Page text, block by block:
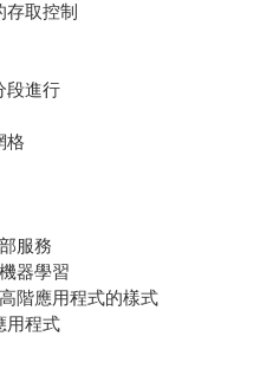
取控制
段進行
格
服務
器學習
階應用程式的樣式
用程式